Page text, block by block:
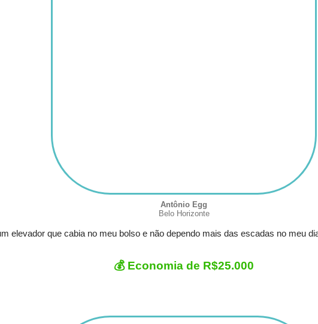
Antônio Egg
Belo Horizonte
elevador que cabia no meu bolso e não dependo mais das escadas no meu
💰 Economia de R$25.000